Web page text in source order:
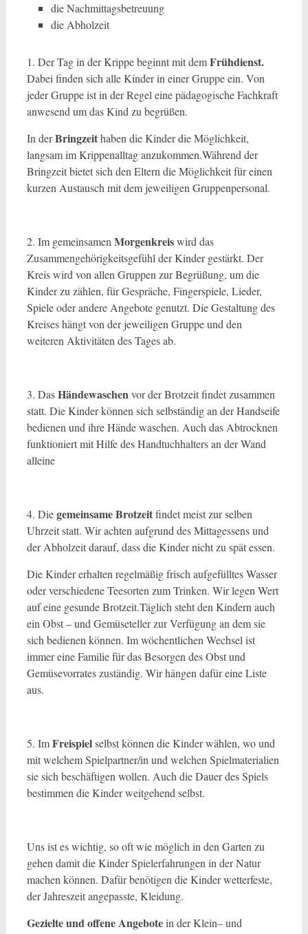
die Nachmittagsbetreuung
die Abholzeit
1. Der Tag in der Krippe beginnt mit demFrühdienst.
Dabei finden sich alle Kinder in einer Gruppe ein. Von
jeder Gruppe ist in der Regel eine pädagogische Fachkraft
anwesend um das Kind zu begrüßen.
In derBringzeithaben die Kinder die Möglichkeit,
langsam im Krippenalltag anzukommen.Während der
Bringzeit bietet sich den Eltern die Möglichkeit für einen
kurzen Austausch mit dem jeweiligen Gruppenpersonal.
2. Im gemeinsamen Morgenkreiswird das
Zusammengehörigkeitsgefühl der Kinder gestärkt. Der
Kreis wird von allen Gruppen zur Begrüßung, um die
Kinder zu zählen, für Gespräche, Fingerspiele, Lieder,
Spiele oder andere Angebote genutzt. Die Gestaltung des
Kreises hängt von der jeweiligen Gruppe und den
weiteren Aktivitäten des Tages ab.
3. DasHändewaschenvor der Brotzeit findet zusammen
statt. Die Kinder können sich selbständig an der Handseife
bedienen und ihre Hände waschen. Auch das Abtrocknen
funktioniert mit Hilfe des Handtuchhalters an der Wand
alleine
4. Diegemeinsame Brotzeitfindet meist zur selben
Uhrzeit statt. Wir achten aufgrund des Mittagessens und
der Abholzeit darauf, dass die Kinder nicht zu spät essen.
Die Kinder erhalten regelmäßig frisch aufgefülltes Wasser
oder verschiedene Teesorten zum Trinken. Wir legen Wert
auf eine gesunde Brotzeit.Täglich steht den Kindern auch
ein Obst – und Gemüseteller zur Verfügung an dem sie
sich bedienen können. Im wöchentlichen Wechsel ist
immer eine Familie für das Besorgen des Obst und
Gemüsevorrates zuständig. Wir hängen dafür eine Liste
aus.
5. ImFreispielselbst können die Kinder wählen, wo und
mit welchem Spielpartner/in und welchen Spielmaterialien
sie sich beschäftigen wollen. Auch die Dauer des Spiels
bestimmen die Kinder weitgehend selbst.
Uns ist es wichtig, so oft wie möglich in den Garten zu
gehen damit die Kinder Spielerfahrungen in der Natur
machen können. Dafür benötigen die Kinder wetterfeste,
der Jahreszeit angepasste, Kleidung.
Gezielte und offene Angebotein der Klein– und